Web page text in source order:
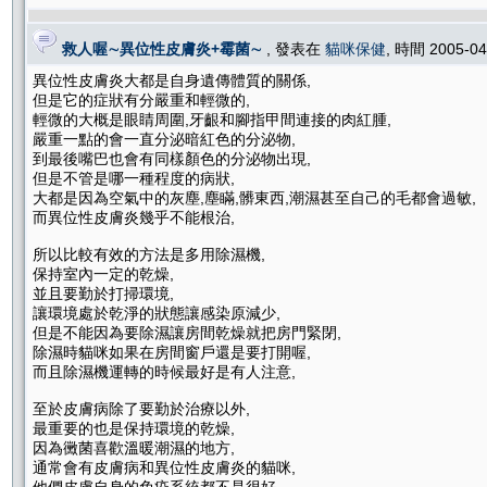
救人喔∼異位性皮膚炎+霉菌∼ , 發表在 貓咪保健 , 時間 2005-
異位性皮膚炎大都是自身遺傳體質的關係,
但是它的症狀有分嚴重和輕微的,
輕微的大概是眼睛周圍,牙齦和腳指甲間連接的肉紅腫,
嚴重一點的會一直分泌暗紅色的分泌物,
到最後嘴巴也會有同樣顏色的分泌物出現,
但是不管是哪一種程度的病狀,
大都是因為空氣中的灰塵,塵瞞,髒東西,潮濕甚至自己的毛都會過敏,
而異位性皮膚炎幾乎不能根治,
所以比較有效的方法是多用除濕機,
保持室內一定的乾燥,
並且要勤於打掃環境,
讓環境處於乾淨的狀態讓感染原減少,
但是不能因為要除濕讓房間乾燥就把房門緊閉,
除濕時貓咪如果在房間窗戶還是要打開喔,
而且除濕機運轉的時候最好是有人注意,
至於皮膚病除了要勤於治療以外,
最重要的也是保持環境的乾燥,
因為黴菌喜歡溫暖潮濕的地方,
通常會有皮膚病和異位性皮膚炎的貓咪,